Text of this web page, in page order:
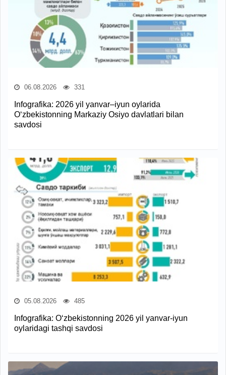
06.08.2026 331
Infografika: 2026 yil yanvar–iyun oylarida
O‘zbekistonning Markaziy Osiyo davlatlari bilan
savdosi
05.08.2026 485
Infografika: O‘zbekistonning 2026 yil yanvar-iyun
oylaridagi tashqi savdosi